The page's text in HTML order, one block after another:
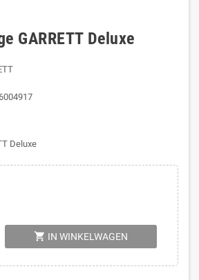
GARRETT Deluxe
Deluxe
shopping_cart IN WINKELWAGEN